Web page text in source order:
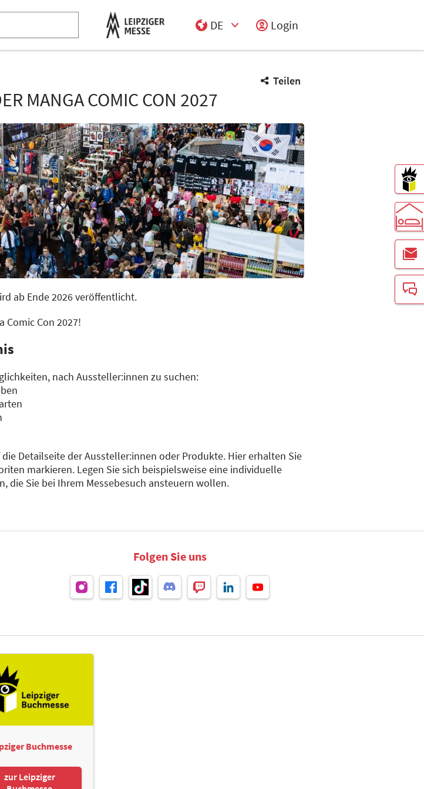
DE
Login
Teilen
MANGA COMIC CON 2027
ab Ende 2026 veröffentlicht.
Comic Con 2027!
nach Aussteller:innen zu suchen:
Detailseite der Aussteller:innen oder Produkte. Hier erhalten Sie
markieren. Legen Sie sich beispielsweise eine individuelle
die Sie bei Ihrem Messebesuch ansteuern wollen.
Folgen Sie uns
Buchmesse
zur Leipziger